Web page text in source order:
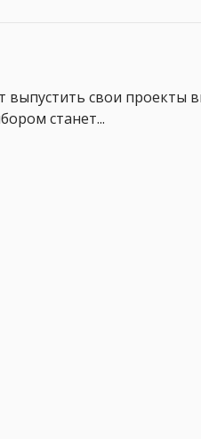
выпустить свои проекты
станет...